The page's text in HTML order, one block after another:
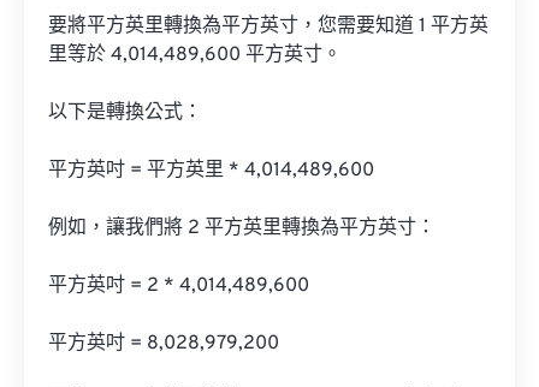
要將平方英里轉換為平方英寸，您需要知道 1 平方英
里等於 4,014,489,600 平方英寸。
以下是轉換公式：
平方英吋 = 平方英里 * 4,014,489,600
例如，讓我們將 2 平方英里轉換為平方英寸：
平方英吋 = 2 * 4,014,489,600
平方英吋 = 8,028,979,200